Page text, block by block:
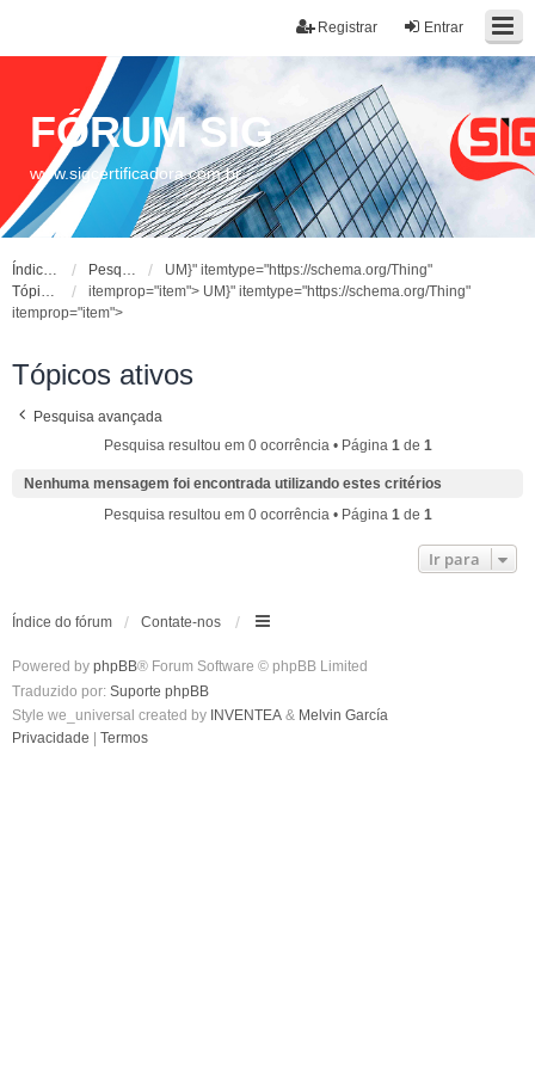
Entrar
Registrar
FÓRUM SIG
www.sigcertificadora.com.br
Índice do fórum Pesquisar
UM}" itemtype="https://schema.org/Thing"
itemprop="item">
Tópicos ativos
UM}" itemtype="https://schema.org/Thing"
itemprop="item">
Tópicos ativos
Pesquisa avançada
Pesquisa resultou em 0 ocorrência • Página 1de 1
Nenhuma mensagem foi encontrada utilizando estes critérios
Pesquisa resultou em 0 ocorrência • Página 1de 1
Ir para
Índice do fórum Contate-nos
Powered by phpBB® Forum Software © phpBB Limited
Traduzido por: Suporte phpBB
Style we_universal created by INVENTEA & Melvin García
Privacidade
Termos